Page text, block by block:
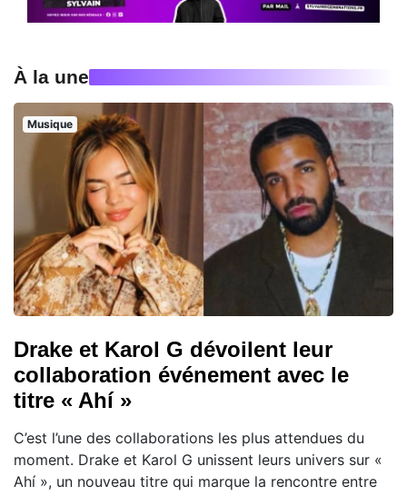
À la une
Musique
Drake et Karol G dévoilent leur
collaboration événement avec le
titre « Ahí »
C’est l’une des collaborations les plus attendues du
moment. Drake et Karol G unissent leurs univers sur «
Ahí », un nouveau titre qui marque la rencontre entre